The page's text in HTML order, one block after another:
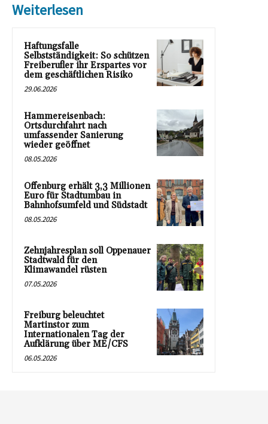
Weiterlesen
Haftungsfalle
Selbstständigkeit: So schützen
Freiberufler ihr Erspartes vor
dem geschäftlichen Risiko
29.06.2026
Hammereisenbach:
Ortsdurchfahrt nach
umfassender Sanierung
wieder geöffnet
08.05.2026
Offenburg erhält 3,3 Millionen
Euro für Stadtumbau in
Bahnhofsumfeld und Südstadt
08.05.2026
Zehnjahresplan soll Oppenauer
Stadtwald für den
Klimawandel rüsten
07.05.2026
Freiburg beleuchtet
Martinstor zum
Internationalen Tag der
Aufklärung über ME/CFS
06.05.2026